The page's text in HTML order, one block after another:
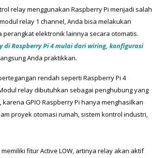
relay menggunakan Raspberry Pi menjadi salah
relay 1 channel, Anda bisa melakukan
perangkat elektronik lainnya secara otomatis.
Raspberry Pi 4 mulai dari wiring, konfigurasi
Anda praktikkan.
rendah seperti Raspberry Pi 4
relay dibutuhkan sebagai penghubung yang
GPIO Raspberry Pi hanya menghasilkan
proyek otomasi rumah, sistem kontrol industri,
fitur Active LOW, artinya relay akan aktif